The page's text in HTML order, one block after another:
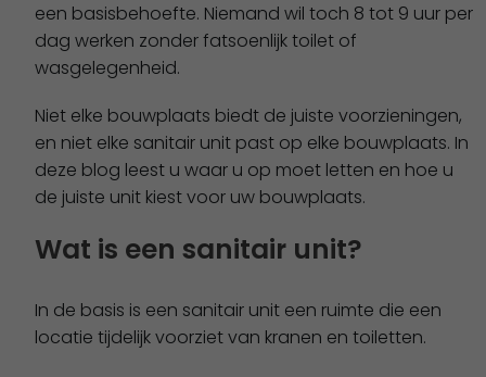
een basisbehoefte. Niemand wil toch 8 tot 9 uur per
dag werken zonder fatsoenlijk toilet of
wasgelegenheid.
Niet elke bouwplaats biedt de juiste voorzieningen,
en niet elke sanitair unit past op elke bouwplaats. In
deze blog leest u waar u op moet letten en hoe u
de juiste unit kiest voor uw bouwplaats.
Wat is een sanitair unit?
In de basis is een sanitair unit een ruimte die een
locatie tijdelijk voorziet van kranen en toiletten.